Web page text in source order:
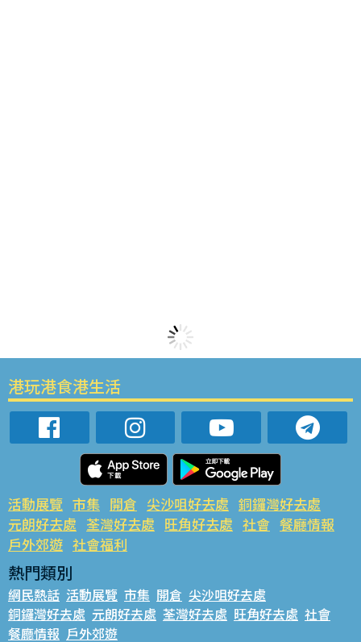
港玩港食港生活
活動展覽 市集 開倉 尖沙咀好去處 銅鑼灣好去處
元朗好去處 荃灣好去處 旺角好去處 社會 餐廳情報
戶外郊遊 社會福利
熱門類別
網民熱話 活動展覽 市集 開倉 尖沙咀好去處
銅鑼灣好去處 元朗好去處 荃灣好去處 旺角好去處 社會
餐廳情報 戶外郊遊